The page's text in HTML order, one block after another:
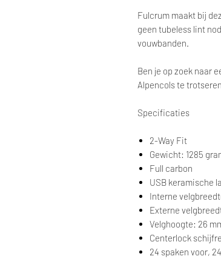
Fulcrum maakt bij
geen tubeless lint
vouwbanden.
Ben je op zoek naar
Alpencols te
Specificaties
2-Way Fit
Gewicht: 1285
Full carbon
USB keramische
Interne
Externe
Velghoogte: 26
Centerlock
24 spaken voor,